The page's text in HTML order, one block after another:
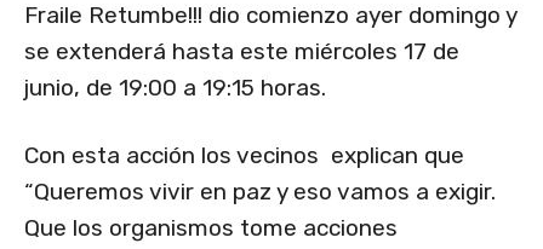
Fraile Retumbe!!! dio comienzo ayer domingo y
se extenderá hasta este miércoles 17 de
junio, de 19:00 a 19:15 horas.
Con esta acción los vecinos explican que
“Queremos vivir en paz y eso vamos a exigir.
Que los organismos tome acciones